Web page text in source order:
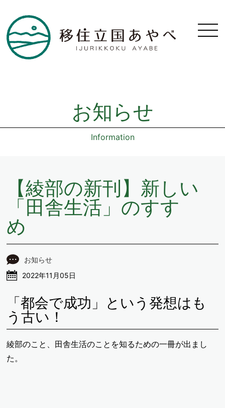
お知らせ
Information
【綾部の新刊】新しい
「田舎生活」のすす
め
お知らせ
2022年11月05日
「都会で成功」という発想はも
う古い！
綾部のこと、田舎生活のことを知るための一冊が出まし
た。